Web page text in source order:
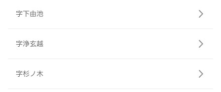
字下由池
字浄玄越
字杉ノ木